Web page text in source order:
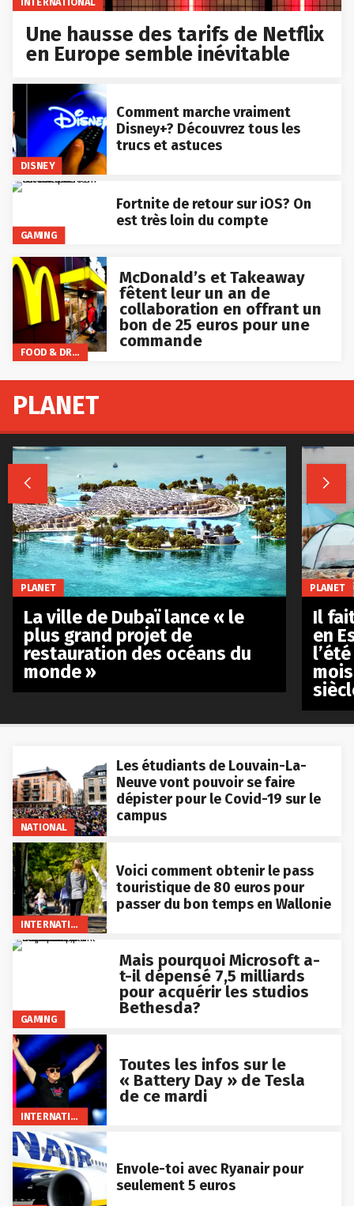
Une hausse des tarifs de Netflix
en Europe semble inévitable
DISNEY
Comment marche vraiment
Disney+? Découvrez tous les
trucs et astuces
GAMING
Fortnite de retour sur iOS? On
est très loin du compte
FOOD & DRINKS
McDonald’s et Takeaway
fêtent leur un an de
collaboration en offrant un
bon de 25 euros pour une
commande
NATIONAL
Les étudiants de Louvain-La-
Neuve vont pouvoir se faire
dépister pour le Covid-19 sur le
campus
INTERNATIONAL
Voici comment obtenir le pass
touristique de 80 euros pour
passer du bon temps en Wallonie
GAMING
Mais pourquoi Microsoft a-
t-il dépensé 7,5 milliards
pour acquérir les studios
Bethesda?
INTERNATIONAL
Toutes les infos sur le
« Battery Day » de Tesla
de ce mardi
Envole-toi avec Ryanair pour
seulement 5 euros
PLANET
 
PLANET
La ville de Dubaï lance « le
plus grand projet de
restauration des océans du
monde »
PLANET
Il
en